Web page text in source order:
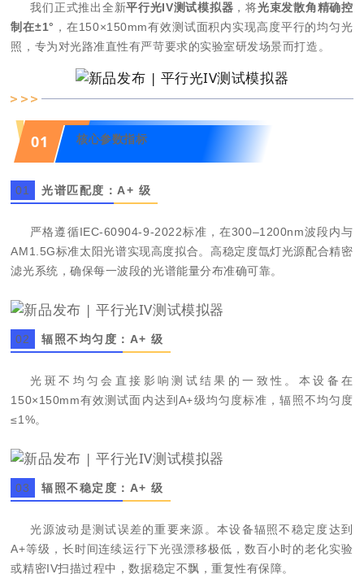
我们正式推出全新平行光IV测试模拟器 ，将光束发散角精确控
制在±1° ，在150×150mm有效测试面积内实现高度平行的均匀光
照，专为对光路准直性有严苛要求的实验室研发场景而打造。
01 核心参数指标
01 光谱匹配度：A+ 级
严格遵循IEC-60904-9-2022标准，在300–1200nm波段内与
AM1.5G标准太阳光谱实现高度拟合。高稳定度氙灯光源配合精密
滤光系统，确保每一波段的光谱能量分布准确可靠。
02 辐照不均匀度：A+ 级
光斑不均匀会直接影响测试结果的一致性。本设备在
150×150mm有效测试面内达到A+级均匀度标准，辐照不均匀度
≤1%。
03 辐照不稳定度：A+ 级
光源波动是测试误差的重要来源。本设备辐照不稳定度达到
A+等级，长时间连续运行下光强漂移极低，数百小时的老化实验
或精密IV扫描过程中，数据稳定不飘，重复性有保障。